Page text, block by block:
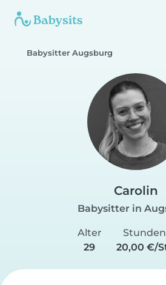
Babysitter Augsburg
Carolin
Babysitter in
Alter
29
20,00 €/